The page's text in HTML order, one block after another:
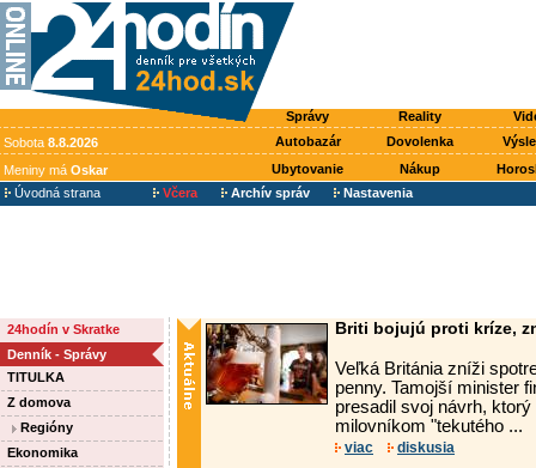
Správy Reality
Sobota 8.8.2026 Autobazár Dovolenka
Meniny má Oskar Ubytovanie Nákup
Úvodná strana
Včera Archív správ Nastavenia
24hodín v Skratke
Denník - Správy
TITULKA
Z domova
Regióny
Ekonomika
Briti bojujú proti kríze,
Veľká Británia zníži
penny. Tamojší minister
presadil svoj návrh,
milovníkom "tekutého ...
viac diskusia